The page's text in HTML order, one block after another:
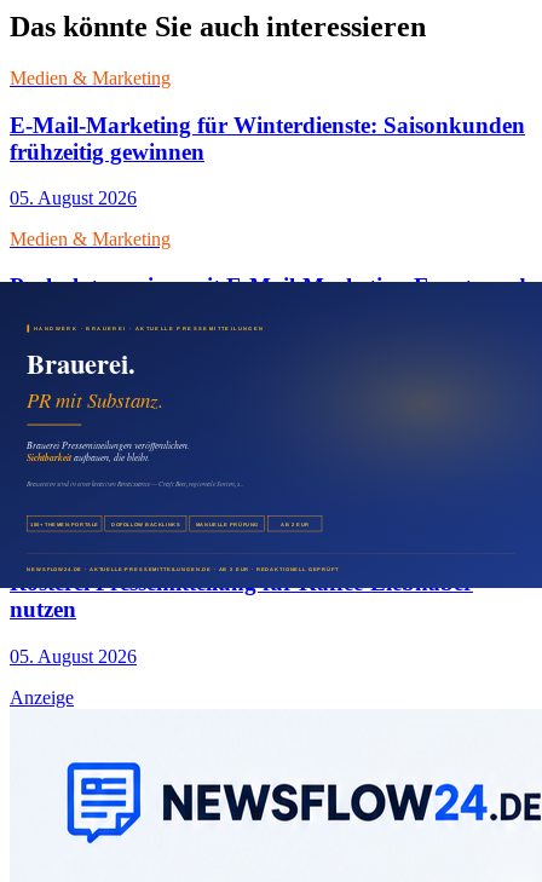
Das könnte Sie auch interessieren
Medien & Marketing
E-Mail-Marketing für Winterdienste: Saisonkunden
frühzeitig gewinnen
05. August 2026
Medien & Marketing
Parkplatzservices mit E-Mail-Marketing Events und
05. August 2026
Medien & Marketing
Eisdiele Presseartikel für die Saison veröffentlichen
Medien & Marketing
Rösterei Pressemitteilung für Kaffee-Liebhaber
nutzen
05. August 2026
Anzeige